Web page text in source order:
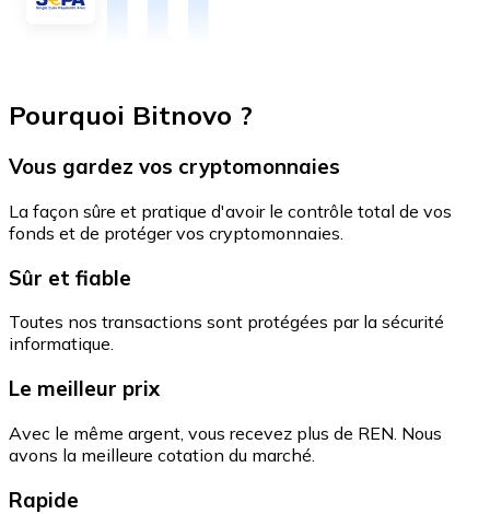
Pourquoi Bitnovo ?
Vous gardez vos cryptomonnaies
La façon sûre et pratique d'avoir le contrôle total de vos
fonds et de protéger vos cryptomonnaies.
Sûr et fiable
Toutes nos transactions sont protégées par la sécurité
informatique.
Le meilleur prix
Avec le même argent, vous recevez plus de REN. Nous
avons la meilleure cotation du marché.
Rapide